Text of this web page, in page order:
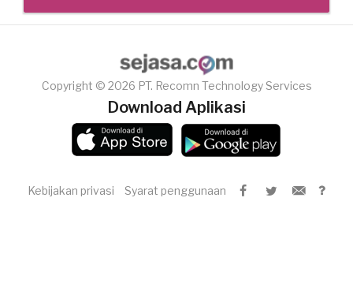
Copyright © 2026 PT. Recomn Technology Services
Download Aplikasi
Kebijakan privasi Syarat penggunaan